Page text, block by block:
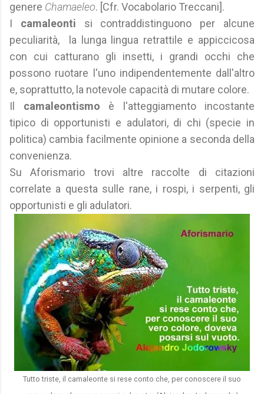
genere Chamaeleo. [Cfr. Vocabolario Treccani].
I camaleonti si contraddistinguono per alcune
peculiarità, la lunga lingua retrattile e appiccicosa
con cui catturano gli insetti, i grandi occhi che
possono ruotare l'uno indipendentemente dall'altro
e, soprattutto, la notevole capacità di mutare colore.
Il camaleontismo è l'atteggiamento incostante
tipico di opportunisti e adulatori, di chi (specie in
politica) cambia facilmente opinione a seconda della
convenienza.
Su Aforismario trovi altre raccolte di citazioni
correlate a questa sulle rane, i rospi, i serpenti, gli
opportunisti e gli adulatori.
Tutto triste, il camaleonte si rese conto che, per conoscere il suo